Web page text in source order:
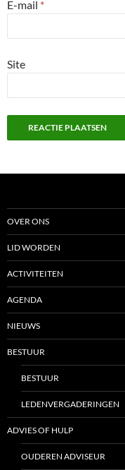
E-mail *
Site
OVER ONS
LID WORDEN
ACTIVITEITEN
AGENDA
NIEUWS
BESTUUR
BESTUUR
LEDENVERGADERINGEN
ADVIES OF HULP
OUDEREN ADVISEUR